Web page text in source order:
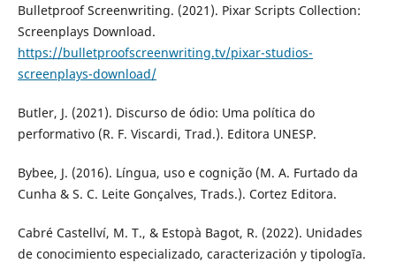
Bulletproof Screenwriting. (2021). Pixar Scripts Collection:
Screenplays Download.
https://bulletproofscreenwriting.tv/pixar-studios-
screenplays-download/
Butler, J. (2021). Discurso de ódio: Uma política do
performativo (R. F. Viscardi, Trad.). Editora UNESP.
Bybee, J. (2016). Língua, uso e cognição (M. A. Furtado da
Cunha & S. C. Leite Gonçalves, Trads.). Cortez Editora.
Cabré Castellví, M. T., & Estopà Bagot, R. (2022). Unidades
de conocimiento especializado, caracterización y tipologīa.